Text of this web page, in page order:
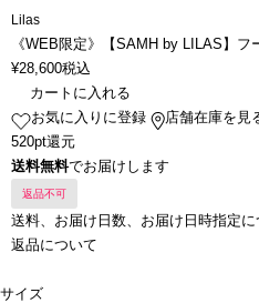
Lilas
《WEB限定》【SAMH by LILAS】フ
¥28,600税込
カートに入れる
お気に入りに登録
店舗在庫を見
520pt還元
送料無料でお届けします
返品不可
送料、お届け日数、お届け日時指定に
返品について
サイズ